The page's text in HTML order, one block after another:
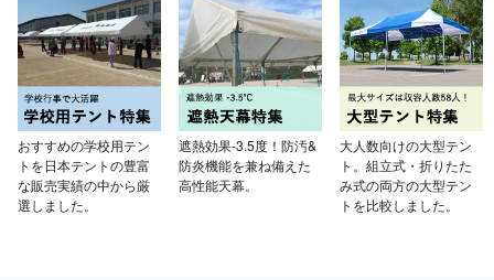
おすすめの学校用テン
トを日本テントの豊富
な販売実績の中から厳
選しました。
遮熱効果-3.5度！防汚&
防炎機能を兼ね備えた
高性能天幕。
大人数向けの大型テン
ト。組立式・折りたた
み式の両方の大型テン
トを比較しました。